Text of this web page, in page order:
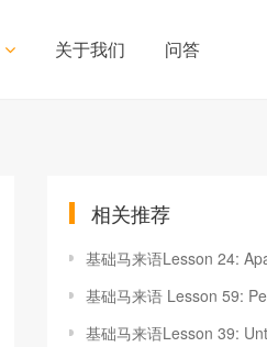
关于我们 问答
相关推荐
基础马来语Lesson 24: Apa yang anda hendak
基础马来语 Lesson 59:
基础马来语Lesson 39: Untuk 对于